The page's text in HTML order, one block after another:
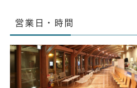
営業日・時間